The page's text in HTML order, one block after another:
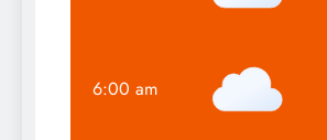
6:00 am